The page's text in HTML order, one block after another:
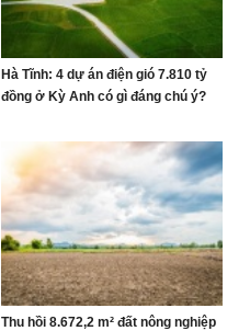
Hà Tĩnh: 4 dự án điện gió 7.810 tỷ
đồng ở Kỳ Anh có gì đáng chú ý?
Thu hồi 8.672,2 m² đất nông nghiệp